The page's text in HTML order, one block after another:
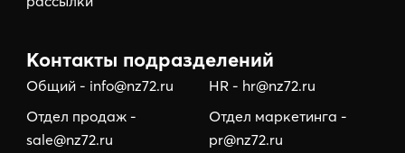
Контакты подразделений
Общий - info@nz72.ru
HR - hr@nz72.ru
Отдел продаж -
sale@nz72.ru
Отдел маркетинга -
pr@nz72.ru